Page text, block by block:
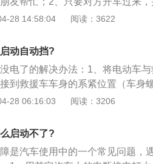
极接入，再把两车电瓶的负极连
维修店对电池进行维修充电或者
3、接电时，两辆车前头要靠近，
方车加油门，增加电瓶的电量进
28 14:58:04 阅读：3622
动自动挡?
电了的解决办法：1、将电动车
到救援车车身的系紧位置（车身
必须严格按照连接顺序进行，着
所说的蓄电池是铅酸蓄电池，即
溶液的蓄电池；3、其主要优点
千克电池储电量），使用寿命短
28 06:16:03 阅读：3206
启动不了?
是汽车使用中的一个常见问题，